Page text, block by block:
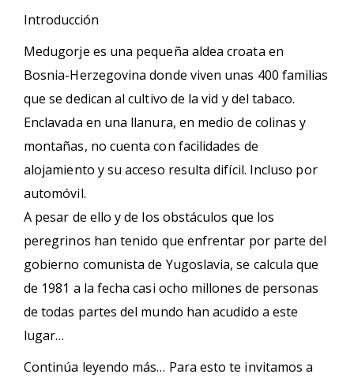
Introducción
Medugorje es una pequeña aldea croata en
Bosnia-Herzegovina donde viven unas 400 familias
que se dedican al cultivo de la vid y del tabaco.
Enclavada en una llanura, en medio de colinas y
montañas, no cuenta con facilidades de
alojamiento y su acceso resulta difícil. Incluso por
automóvil.
A pesar de ello y de los obstáculos que los
peregrinos han tenido que enfrentar por parte del
gobierno comunista de Yugoslavia, se calcula que
de 1981 a la fecha casi ocho millones de personas
de todas partes del mundo han acudido a este
lugar…
Continúa leyendo más… Para esto te invitamos a